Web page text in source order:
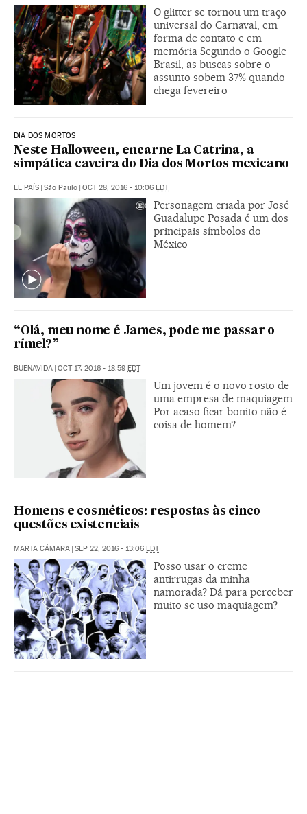
O glitter se tornou um traço
universal do Carnaval, em
forma de contato e em
memória Segundo o Google
Brasil, as buscas sobre o
assunto sobem 37% quando
chega fevereiro
DIA DOS MORTOS
Neste Halloween, encarne La Catrina, a
simpática caveira do Dia dos Mortos mexicano
EL PAÍS | São Paulo | OCT 28, 2016 - 10:06 EDT
Personagem criada por José
Guadalupe Posada é um dos
principais símbolos do
México
“Olá, meu nome é James, pode me passar o
rímel?”
BUENAVIDA | OCT 17, 2016 - 18:59 EDT
Um jovem é o novo rosto de
uma empresa de maquiagem
Por acaso ficar bonito não é
coisa de homem?
Homens e cosméticos: respostas às cinco
questões existenciais
MARTA CÁMARA | SEP 22, 2016 - 13:06 EDT
Posso usar o creme
antirrugas da minha
namorada? Dá para perceber
muito se uso maquiagem?